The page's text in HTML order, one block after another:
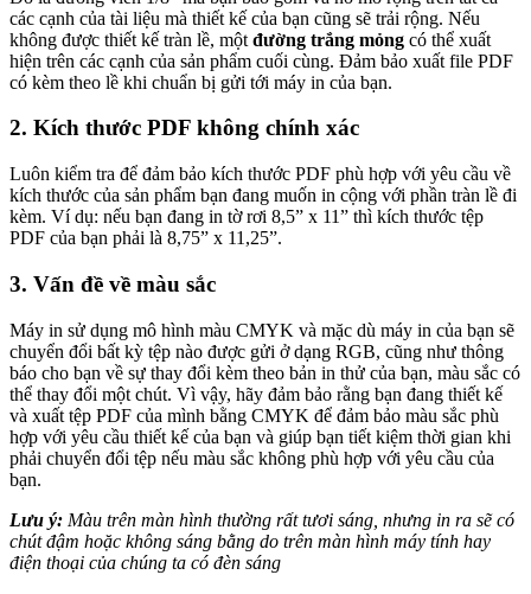
các cạnh của tài liệu mà thiết kế của bạn cũng sẽ trải rộng. Nếu
không được thiết kế tràn lề, một đường trắng mỏng có thể xuất
hiện trên các cạnh của sản phẩm cuối cùng. Đảm bảo xuất file PDF
có kèm theo lề khi chuẩn bị gửi tới máy in của bạn.
2. Kích thước PDF không chính xác
Luôn kiểm tra để đảm bảo kích thước PDF phù hợp với yêu cầu về
kích thước của sản phẩm bạn đang muốn in cộng với phần tràn lề đi
kèm. Ví dụ: nếu bạn đang in tờ rơi 8,5” x 11” thì kích thước tệp
PDF của bạn phải là 8,75” x 11,25”.
3. Vấn đề về màu sắc
Máy in sử dụng mô hình màu CMYK và mặc dù máy in của bạn sẽ
chuyển đổi bất kỳ tệp nào được gửi ở dạng RGB, cũng như thông
báo cho bạn về sự thay đổi kèm theo bản in thử của bạn, màu sắc có
thể thay đổi một chút. Vì vậy, hãy đảm bảo rằng bạn đang thiết kế
và xuất tệp PDF của mình bằng CMYK để đảm bảo màu sắc phù
hợp với yêu cầu thiết kế của bạn và giúp bạn tiết kiệm thời gian khi
phải chuyển đổi tệp nếu màu sắc không phù hợp với yêu cầu của
bạn.
Lưu ý: Màu trên màn hình thường rất tươi sáng, nhưng in ra sẽ có
chút đậm hoặc không sáng bằng do trên màn hình máy tính hay
điện thoại của chúng ta có đèn sáng